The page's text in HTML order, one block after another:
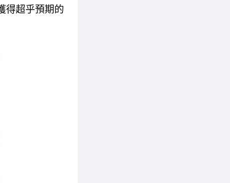
得超乎預期的